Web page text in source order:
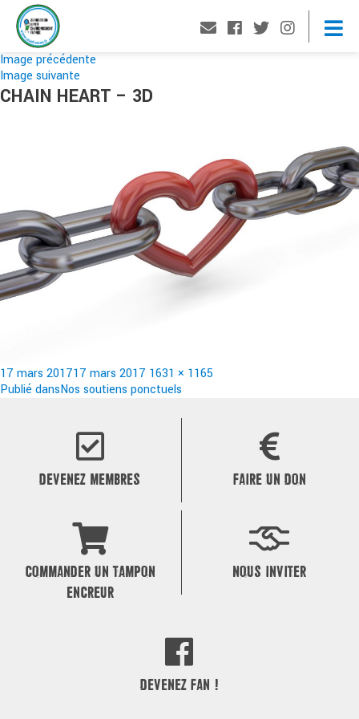
Image précédente
Image suivante
CHAIN HEART – 3D
Publié
le
17 mars 201717 mars 2017 Taille
réelle
1631 × 1165
Navigation
Publié dansNos soutiens ponctuels
DEVENEZ MEMBRES FAIRE UN DON
COMMANDER UN TAMPON
ENCREUR
NOUS INVITER
DEVENEZ FAN !